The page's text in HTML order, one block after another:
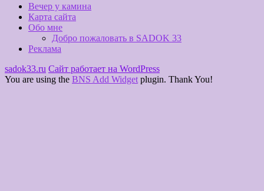
Вечер у камина
Карта сайта
Обо мне
Добро пожаловать в SADOK 33
Реклама
sadok33.ru Сайт работает на WordPress
You are using the BNS Add Widget plugin. Thank You!